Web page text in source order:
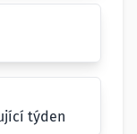
týden